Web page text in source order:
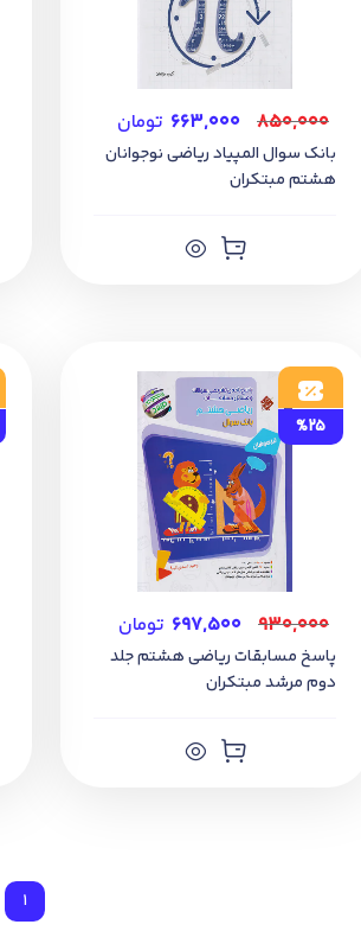
۸۵۰,۰۰۰ ۶۶۳,۰۰۰ تومان
بانک سوال المپیاد ریاضی نوجوانان
هشتم مبتکران
%25
۹۳۰,۰۰۰ ۶۹۷,۵۰۰ تومان
پاسخ مسابقات ریاضی هشتم جلد
دوم مرشد مبتکران
1